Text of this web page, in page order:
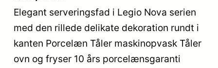
4.5
ud af 5
baseret
på
mmelser
Elegant serveringsfad i Legio Nova serien
med den rillede delikate dekoration rundt i
kanten Porcelæn Tåler maskinopvask Tåler
ovn og fryser 10 års porcelænsgaranti